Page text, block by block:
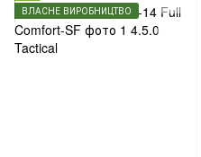
ВЛАСНЕ ВИРОБНИЦТВО